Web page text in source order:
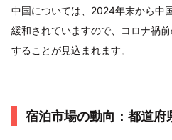
中国については、2024年末から中
緩和されていますので、コロナ禍
することが見込まれます。
宿泊市場の動向：都道府